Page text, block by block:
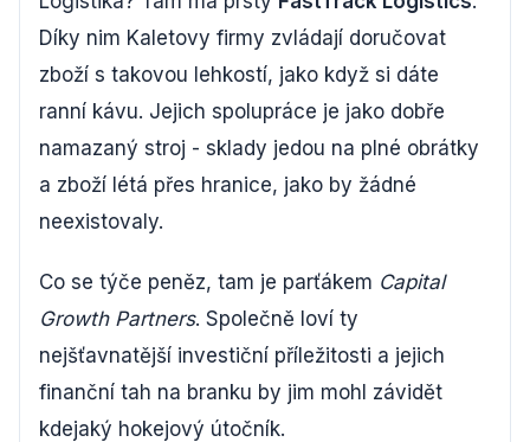
Díky nim Kaletovy firmy zvládají doručovat
zboží s takovou lehkostí, jako když si dáte
ranní kávu. Jejich spolupráce je jako dobře
namazaný stroj - sklady jedou na plné obrátky
a zboží létá přes hranice, jako by žádné
neexistovaly.
Co se týče peněz, tam je parťákem Capital
Growth Partners. Společně loví ty
nejšťavnatější investiční příležitosti a jejich
finanční tah na branku by jim mohl závidět
kdejaký hokejový útočník.